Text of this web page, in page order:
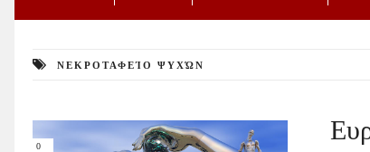
ΝΕΚΡΟΤΑΦΕΊΟ ΨΥΧΏΝ
0